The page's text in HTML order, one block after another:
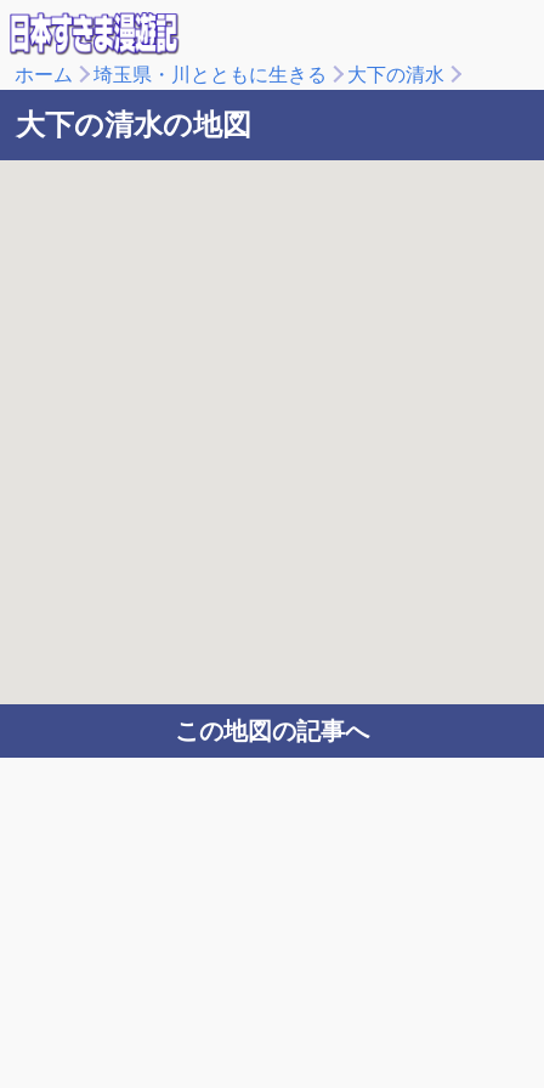
ホーム 埼玉県・川とともに生きる 大下の清水
大下の清水の地図
この地図の記事へ